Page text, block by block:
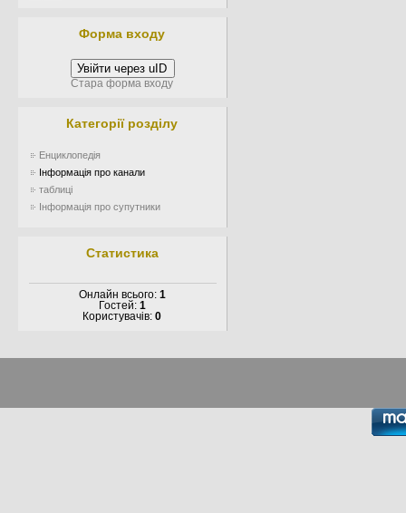
Форма входу
Увійти через uID
Стара форма входу
Категорії розділу
Енциклопедія
Інформація про канали
таблиці
Інформація про супутники
Статистика
Онлайн всього: 1
Гостей: 1
Користувачів:0